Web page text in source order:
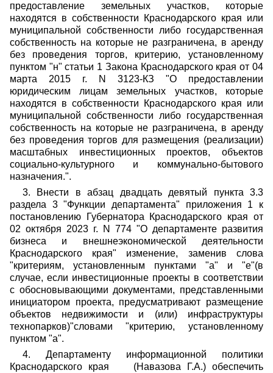
предоставление земельных участков, которые
находятся в собственности Краснодарского края или
муниципальной собственности либо государственная
собственность на которые не разграничена, в аренду
без проведения торгов, критерию, установленному
пунктом "н" статьи 1 Закона Краснодарского края от 04
марта 2015 г. N 3123-КЗ "О предоставлении
юридическим лицам земельных участков, которые
находятся в собственности Краснодарского края или
муниципальной собственности либо государственная
собственность на которые не разграничена, в аренду
без проведения торгов для размещения (реализации)
масштабных инвестиционных проектов, объектов
социально-культурного и коммунально-бытового
назначения.".
3. Внести в абзац двадцать девятый пункта 3.3
раздела 3 "Функции департамента" приложения 1 к
постановлению Губернатора Краснодарского края от
02 октября 2023 г. N 774 "О департаменте развития
бизнеса и внешнеэкономической деятельности
Краснодарского края" изменение, заменив слова
"критериям, установленным пунктами "а" и "е"(в
случае, если инвестиционные проекты в соответствии
с обосновывающими документами, представленными
инициатором проекта, предусматривают размещение
объектов недвижимости и (или) инфраструктуры
технопарков)"словами "критерию, установленному
пунктом "а".
4. Департаменту информационной политики
Краснодарского края (Навазова Г.А.) обеспечить